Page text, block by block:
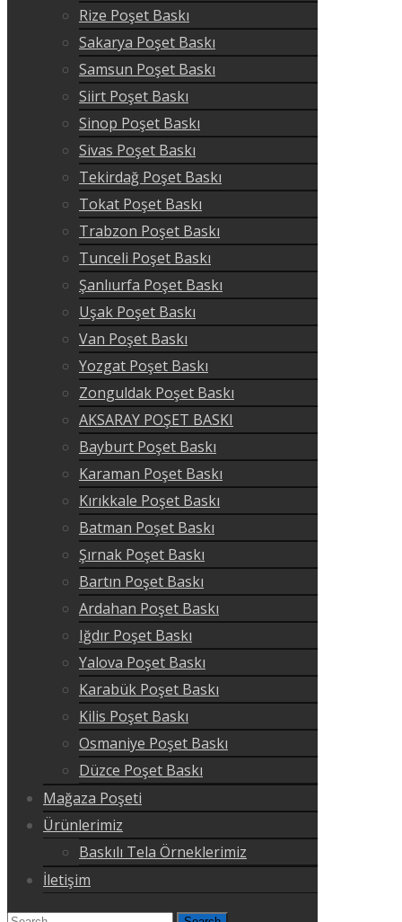
Rize Poşet Baskı
Sakarya Poşet Baskı
Samsun Poşet Baskı
Siirt Poşet Baskı
Sinop Poşet Baskı
Sivas Poşet Baskı
Tekirdağ Poşet Baskı
Tokat Poşet Baskı
Trabzon Poşet Baskı
Tunceli Poşet Baskı
Şanlıurfa Poşet Baskı
Uşak Poşet Baskı
Van Poşet Baskı
Yozgat Poşet Baskı
Zonguldak Poşet Baskı
AKSARAY POŞET BASKI
Bayburt Poşet Baskı
Karaman Poşet Baskı
Kırıkkale Poşet Baskı
Batman Poşet Baskı
Şırnak Poşet Baskı
Bartın Poşet Baskı
Ardahan Poşet Baskı
Iğdır Poşet Baskı
Yalova Poşet Baskı
Karabük Poşet Baskı
Kilis Poşet Baskı
Osmaniye Poşet Baskı
Düzce Poşet Baskı
Mağaza Poşeti
Ürünlerimiz
Baskılı Tela Örneklerimiz
İletişim